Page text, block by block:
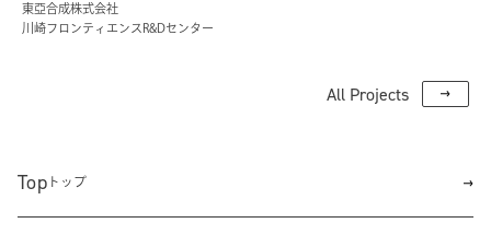
東亞合成株式会社
川崎フロンティエンスR&Dセンター
All Projects
Top トップ